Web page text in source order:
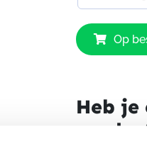
diverse
panels
Bescherming
Alpinestars
Stella
Andes
jacket
Op
Heb